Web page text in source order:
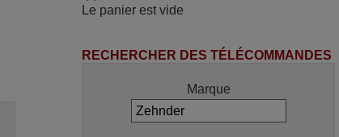
Le panier est vide
RECHERCHER DES TÉLÉCOMMANDES
Marque